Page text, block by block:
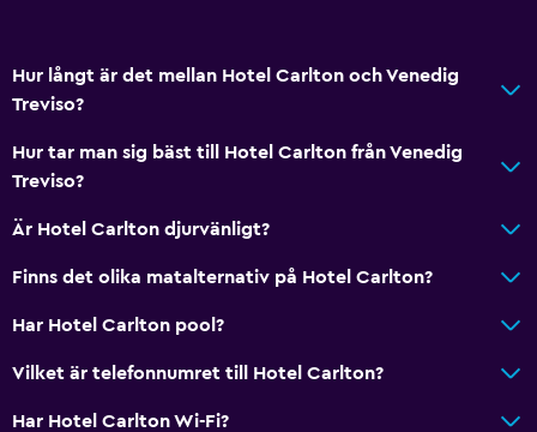
Hur långt är det mellan Hotel Carlton och Venedig
Treviso?
Hur tar man sig bäst till Hotel Carlton från Venedig
Treviso?
Är Hotel Carlton djurvänligt?
Finns det olika matalternativ på Hotel Carlton?
Har Hotel Carlton pool?
Vilket är telefonnumret till Hotel Carlton?
Har Hotel Carlton Wi-Fi?